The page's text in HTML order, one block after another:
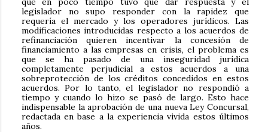
legislador no supo responder con la rapidez que
requería el mercado y los operadores jurídicos. Las
modificaciones introducidas respecto a los acuerdos de
refinanciación quieren incentivar la concesión de
financiamiento a las empresas en crisis, el problema es
que se ha pasado de una inseguridad jurídica
completamente perjudicial a estos acuerdos a una
sobreprotección de los créditos concedidos en estos
acuerdos. Por lo tanto, el legislador no respondió a
tiempo y cuando lo hizo se pasó de largo. Esto hace
indispensable la aprobación de una nueva Ley Concursal,
redactada en base a la experiencia vivida estos últimos
años.